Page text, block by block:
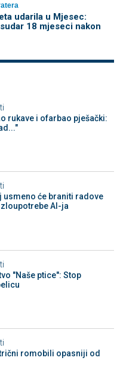
udarila u Mjesec:
18 mjeseci nakon
rukave i ofarbao pješački:
usmeno će braniti radove
AI-ja
"Naše ptice": Stop
romobili opasniji od